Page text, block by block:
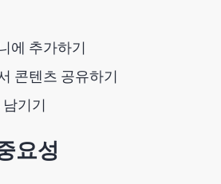
에 추가하기
콘텐츠 공유하기
기기
요성